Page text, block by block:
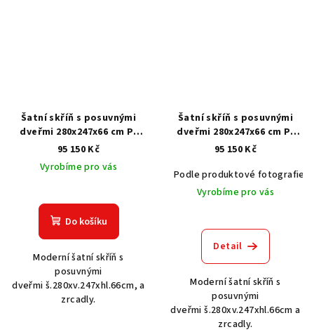
Šatní skříň s posuvnými
dveřmi 280x247x66 cm P-
7245
95 150 Kč
Vyrobíme pro vás
Do košíku
Moderní šatní skříň s
posuvnými
dveřmi š.280xv.247xhl.66cm, a
zrcadly.
Šatní skříň s posuvnými
dveřmi 280x247x66 cm P-
7249
95 150 Kč
Podle produktové fotografie
Vyrobíme pro vás
Detail
Moderní šatní skříň s
posuvnými
dveřmi š.280xv.247xhl.66cm a
zrcadly.